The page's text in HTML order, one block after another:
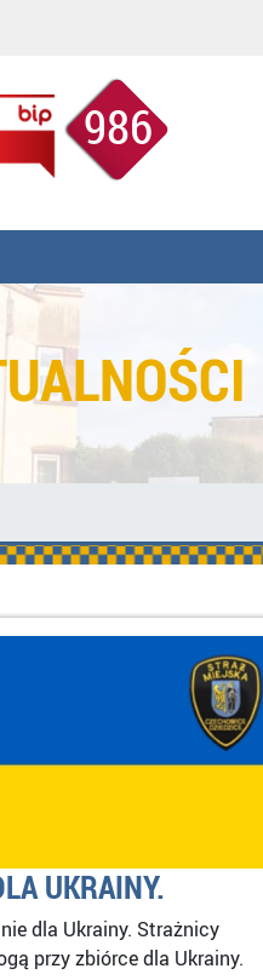
986
UKRAINY.
dla Ukrainy. Strażnicy
przy zbiórce dla Ukrainy.